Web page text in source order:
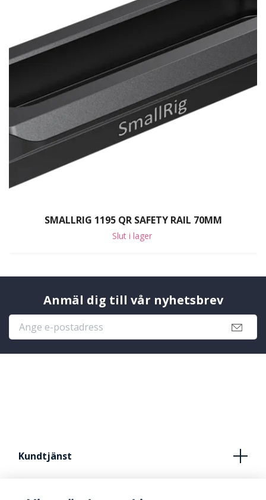
SMALLRIG 1195 QR SAFETY RAIL 70MM
Slut i lager
Anmäl dig till vår nyhetsbrev
Kundtjänst